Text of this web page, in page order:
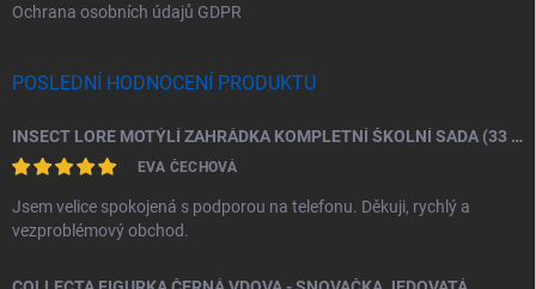
Ochrana osobních údajů GDPR
POSLEDNÍ HODNOCENÍ PRODUKTU
INSECT LORE MOTÝLÍ ZAHRÁDKA KOMPLETNÍ ŠKOLNÍ SADA (33 HOUSENEK)
EVA ČECHOVÁ
Jsem velice spokojená s podporou na telefonu. Děkuji, rychlý a
vezproblémový obchod.